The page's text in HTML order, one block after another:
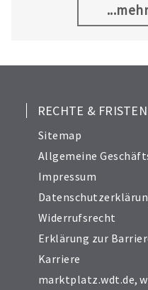
RECHTE & FRISTEN
Sitemap
Allgemeine
Impressum
Widerrufsrecht
Erklärung zur
Karriere
marktplatz.wdt.de,